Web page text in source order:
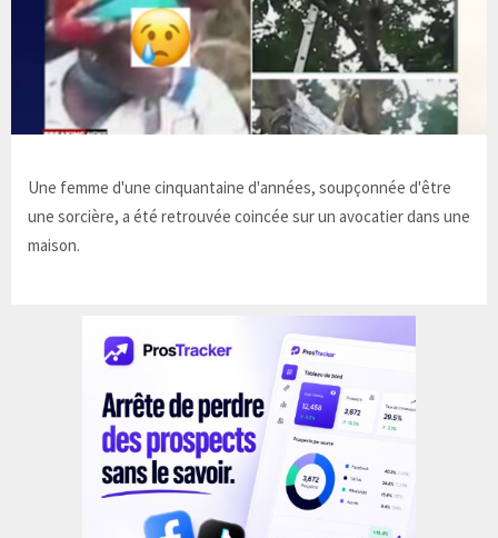
Une femme d'une cinquantaine d'années, soupçonnée d'être
une sorcière, a été retrouvée coincée sur un avocatier dans une
maison.